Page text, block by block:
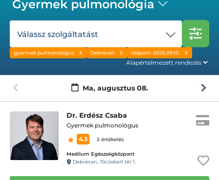
Gyermek pulmonológia
Válassz szolgáltatást
gyermek pulmonológus Debrecen Időpont: 2025.09.10.
Ma, augusztus 08.
Dr. Erdész Csaba
Gyermek pulmonológus
4.3
2 értékelés
Medilum Egészségközpont
Debrecen, Tócóskert tér 1.